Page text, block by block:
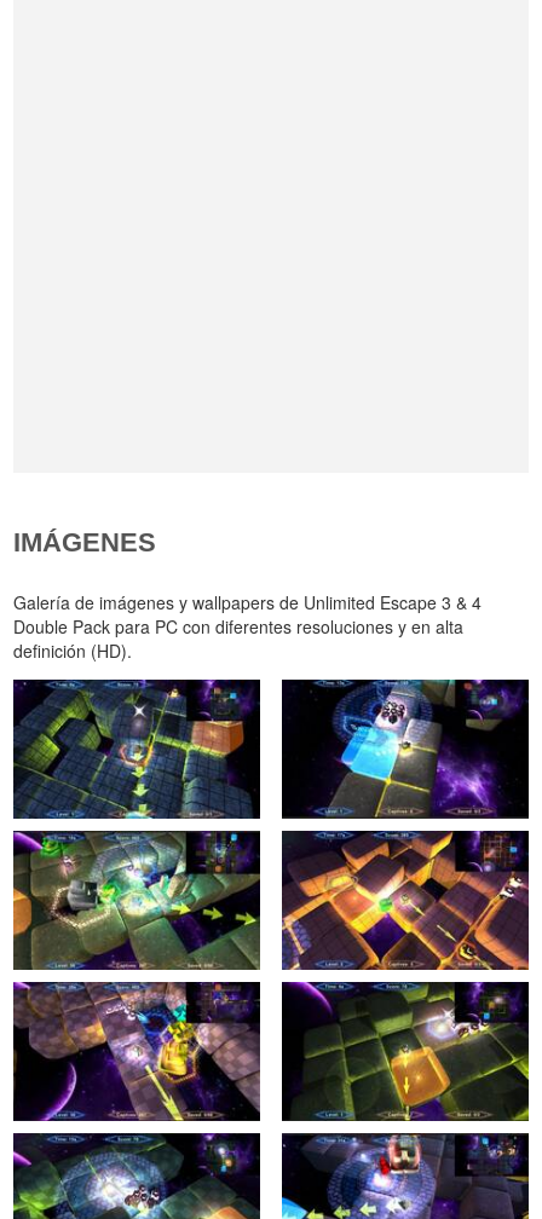
IMÁGENES
Galería de imágenes y wallpapers de Unlimited Escape 3 & 4
Double Pack para PC con diferentes resoluciones y en alta
definición (HD).